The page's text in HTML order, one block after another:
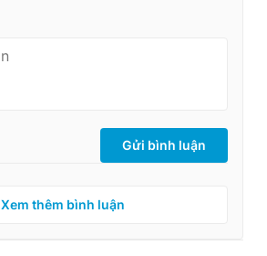
Gửi bình luận
Xem thêm bình luận